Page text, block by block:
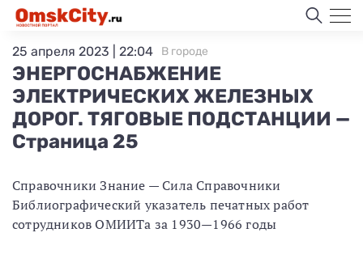
ЭНЕРГОСНАБЖЕНИЕ
ЭЛЕКТРИЧЕСКИХ ЖЕЛЕЗНЫХ
ДОРОГ. ТЯГОВЫЕ ПОДСТАНЦИИ —
Страница 25
25 апреля 2023 | 22:04 В городе
Справочники Знание — Сила Справочники
Библиографический указатель печатных работ
сотрудников ОМИИТа за 1930—1966 годы